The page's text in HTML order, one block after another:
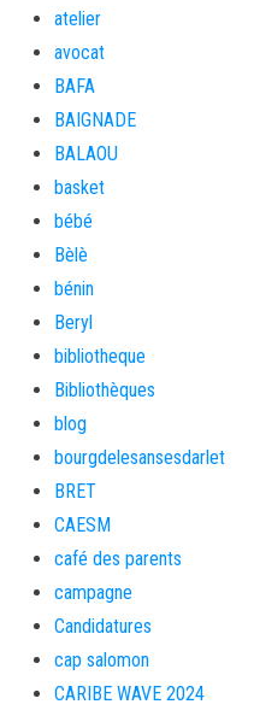
atelier
avocat
BAFA
BAIGNADE
BALAOU
basket
bébé
Bèlè
bénin
Beryl
bibliotheque
Bibliothèques
blog
bourgdelesansesdarlet
BRET
CAESM
café des parents
campagne
Candidatures
cap salomon
CARIBE WAVE 2024